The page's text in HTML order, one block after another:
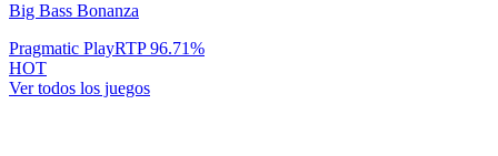
Big Bass Bonanza
Pragmatic PlayRTP96.71%
HOT
Ver todos los juegos